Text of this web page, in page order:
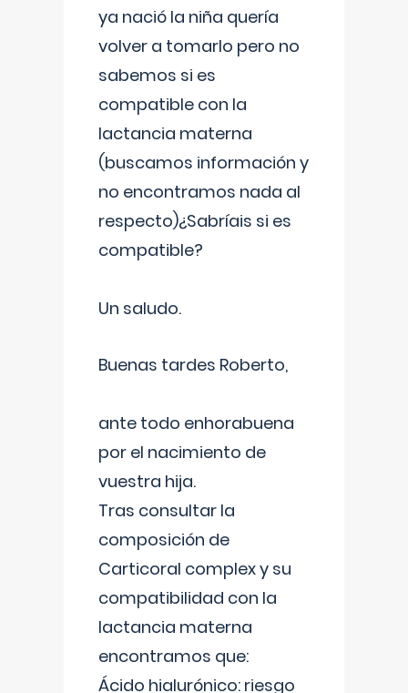
ya nació la niña quería
volver a tomarlo pero no
sabemos si es
compatible con la
lactancia materna
(buscamos información y
no encontramos nada al
respecto)¿Sabríais si es
compatible?
Un saludo.
Buenas tardes Roberto,
ante todo enhorabuena
por el nacimiento de
vuestra hija.
Tras consultar la
composición de
Carticoral complex y su
compatibilidad con la
lactancia materna
encontramos que:
Ácido hialurónico: riesgo